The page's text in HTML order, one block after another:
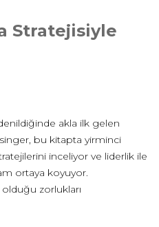
Stratejisiyle
akla ilk gelen
bu kitapta yirminci
inceliyor ve liderlik ile
ortaya koyuyor.
olduğu zorlukları
ve liyakate sahip liderler
alınan altı lidere atfedilen